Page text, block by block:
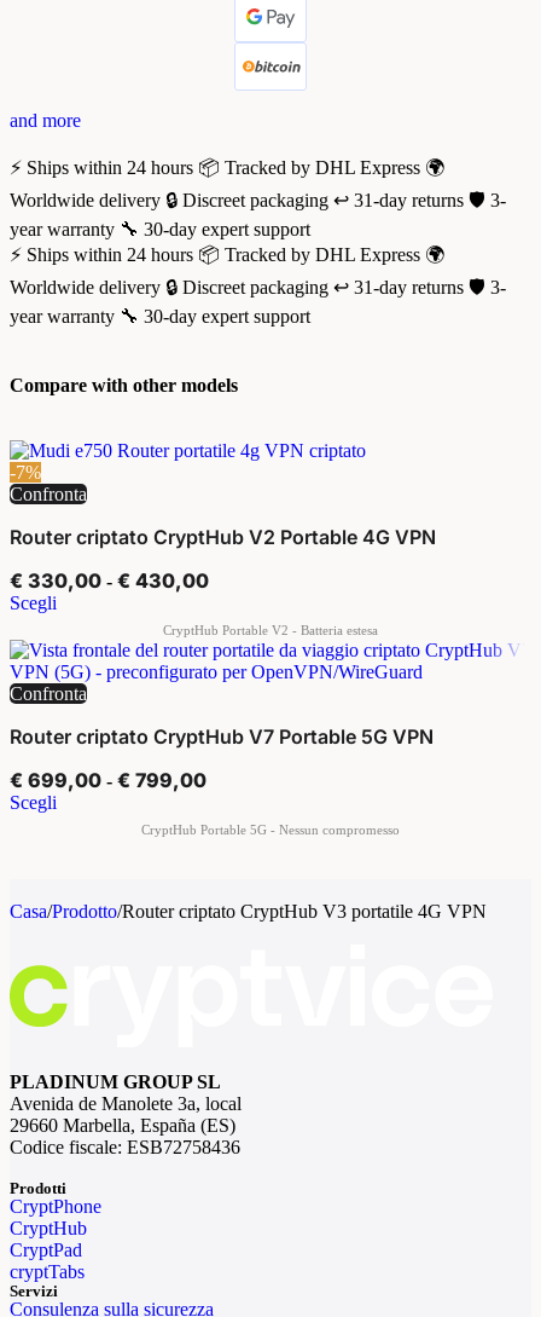
and more
⚡ Ships within 24 hours 📦 Tracked by DHL Express 🌍
Worldwide delivery 🔒 Discreet packaging ↩️ 31-day returns 🛡️ 3-
year warranty 🔧 30-day expert support
⚡ Ships within 24 hours 📦 Tracked by DHL Express 🌍
Worldwide delivery 🔒 Discreet packaging ↩️ 31-day returns 🛡️ 3-
year warranty 🔧 30-day expert support
Compare with other models
-7%
Confronta
Router criptato CryptHub V2 Portable 4G VPN
€ 330,00 - € 430,00
Scegli
Confronta
Router criptato CryptHub V7 Portable 5G VPN
€ 699,00 - € 799,00
Scegli
Casa/Prodotto/Router criptato CryptHub V3 portatile 4G VPN
PLADINUM GROUP SL
Avenida de Manolete 3a, local
29660 Marbella, España (ES)
Codice fiscale: ESB72758436
Prodotti
CryptPhone
CryptHub
CryptPad
cryptTabs
Servizi
Consulenza sulla sicurezza